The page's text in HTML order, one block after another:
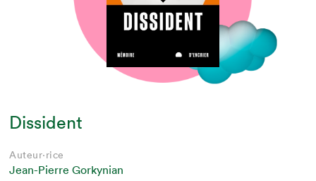
Dissident
Auteur·rice
Jean-Pierre Gorkynian